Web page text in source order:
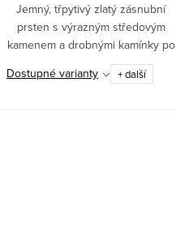
Jemný, třpytivý zlatý zásnubní
prsten s výrazným středovým
kamenem a drobnými kamínky po
obvodu. Prsten můžeme osadit
zirkony, lab grown diamanty nebo
Dostupné varianty + další